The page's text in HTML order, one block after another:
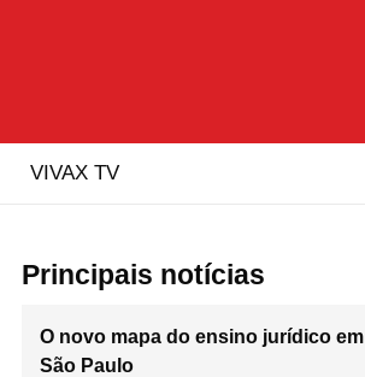
VIVAX TV
Principais notícias
O novo mapa do ensino jurídico em
São Paulo